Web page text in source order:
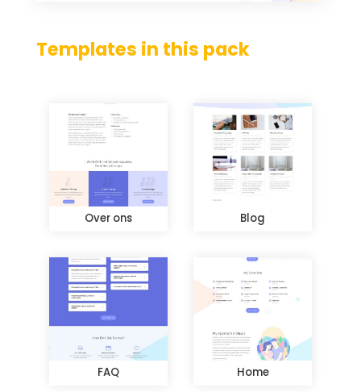
Templates in this pack
Over ons Blog
FAQ Home